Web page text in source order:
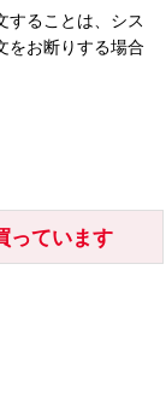
することは、シス
をお断りする場合
っています